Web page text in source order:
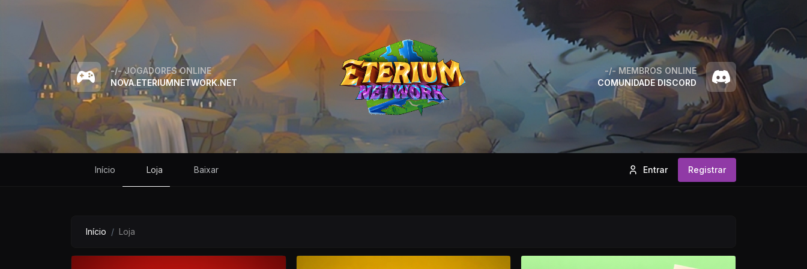
-/- JOGADORES ONLINE
NOVA.ETERIUMNETWORK.NET
-/- MEMBROS ONLINE
COMUNIDADE DISCORD
Entrar Registrar
Início Loja Baixar
Início Loja